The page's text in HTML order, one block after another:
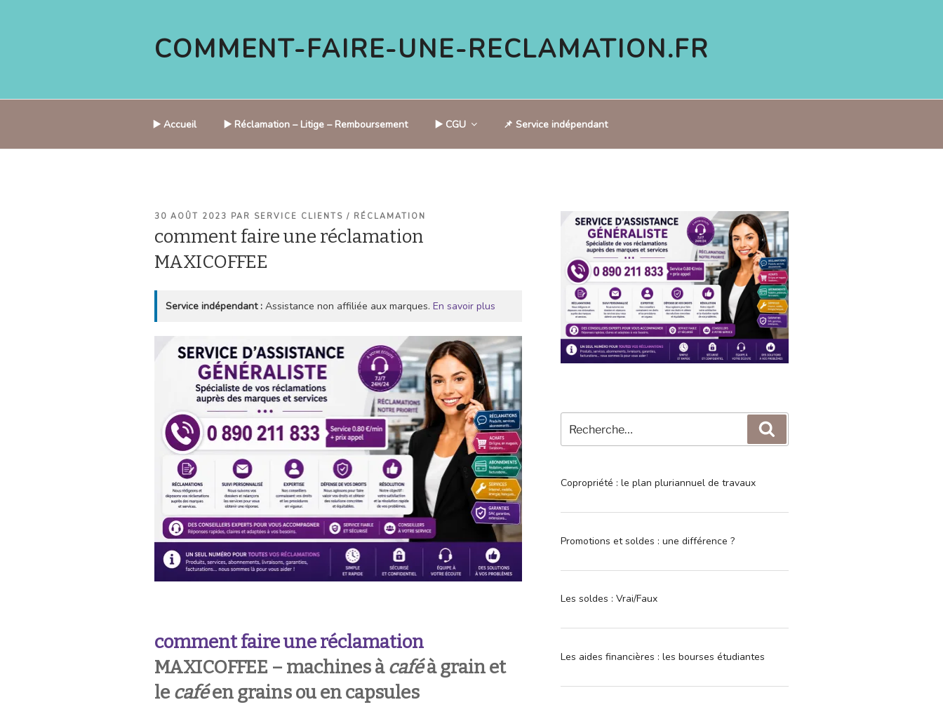
COMMENT-FAIRE-UNE-RECLAMATION.FR
▶️ Accueil ▶️ Réclamation – Litige – Remboursement ▶️ CGU 📌 Service indépendant
PUBLIÉ
30 AOÛT 2023 PAR SERVICE CLIENTS / RÉCLAMATION
comment faire une réclamation
MAXICOFFEE
Service indépendant : Assistance non affiliée aux marques. En savoir plus
comment faire une réclamation
MAXICOFFEE – machines àcaféà grain et
le caféen grains ou en capsules
pour
:
Copropriété : le plan pluriannuel de travaux
Promotions et soldes : une différence ?
Les soldes : Vrai/Faux
Les aides financières : les bourses étudiantes